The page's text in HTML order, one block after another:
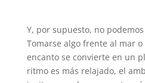
Y, por supuesto, no
Tomarse algo frente al mar
encanto se convierte en un
ritmo es más relajado, el